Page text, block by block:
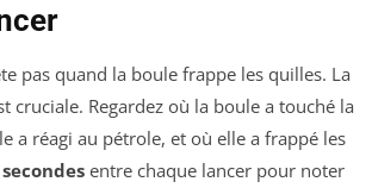
pas quand la boule frappe les quilles. La
cruciale. Regardez où la boule a touché la
a réagi au pétrole, et où elle a frappé les
entre chaque lancer pour noter